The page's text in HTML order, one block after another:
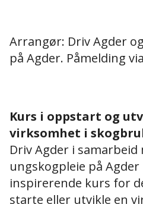
Arrangør: Driv Agder
på Agder. Påmelding
Kurs i oppstart og
virksomhet i
Driv Agder i
ungskogpleie på
inspirerende kurs for
starte eller utvikle en